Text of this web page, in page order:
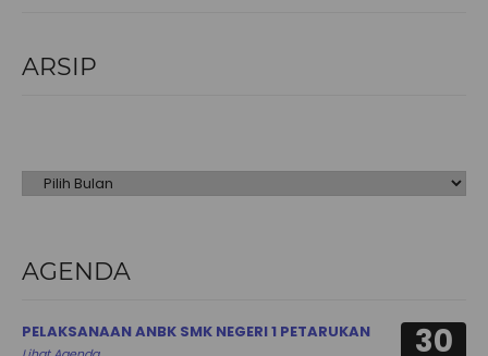
ARSIP
AGENDA
30
PELAKSANAAN ANBK SMK NEGERI 1 PETARUKAN